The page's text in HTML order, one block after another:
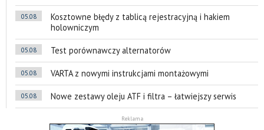
05.08
Kosztowne błędy z tablicą rejestracyjną i hakiem
holowniczym
05.08 Test porównawczy alternatorów
05.08 VARTA z nowymi instrukcjami montażowymi
05.08 Nowe zestawy oleju ATF i filtra – łatwiejszy serwis
Reklama